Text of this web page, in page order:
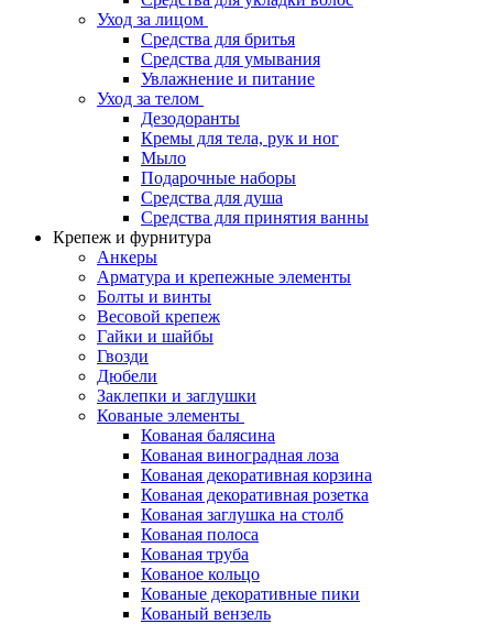
Уход за лицом
Средства для бритья
Средства для умывания
Увлажнение и питание
Уход за телом
Дезодоранты
Кремы для тела, рук и ног
Мыло
Подарочные наборы
Средства для душа
Средства для принятия ванны
Крепеж и фурнитура
Анкеры
Арматура и крепежные элементы
Болты и винты
Весовой крепеж
Гайки и шайбы
Гвозди
Дюбели
Заклепки и заглушки
Кованые элементы
Кованая балясина
Кованая виноградная лоза
Кованая декоративная корзина
Кованая декоративная розетка
Кованая заглушка на столб
Кованая полоса
Кованая труба
Кованое кольцо
Кованые декоративные пики
Кованый вензель